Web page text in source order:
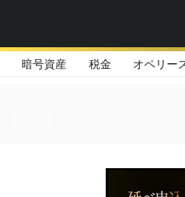
暗号資産 税金 オペリー